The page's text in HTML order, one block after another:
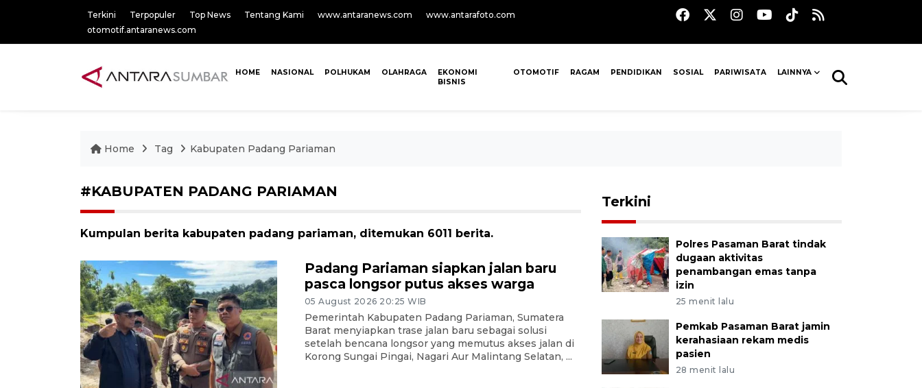
Terkini Terpopuler Top News Tentang Kami www.antaranews.com
www.antarafoto.com
otomotif.antaranews.com
HOME NASIONAL POLHUKAM OLAHRAGA
EKONOMI
BISNIS
OTOMOTIF RAGAM PENDIDIKAN SOSIAL PARIWISATA LAINNYA
Home Tag Kabupaten Padang Pariaman
#KABUPATEN PADANG PARIAMAN
Kumpulan berita kabupaten padang pariaman, ditemukan 6011 berita.
Padang Pariaman siapkan jalan baru
pasca longsor putus akses warga
05 August 2026 20:25 WIB
Pemerintah Kabupaten Padang Pariaman, Sumatera
Barat menyiapkan trase jalan baru sebagai solusi
setelah bencana longsor yang memutus akses jalan di
Korong Sungai Pingai, Nagari Aur Malintang Selatan, ...
Terkini
Polres Pasaman Barat tindak
dugaan aktivitas
penambangan emas tanpa
izin
25 menit lalu
Pemkab Pasaman Barat jamin
kerahasiaan rekam medis
pasien
28 menit lalu